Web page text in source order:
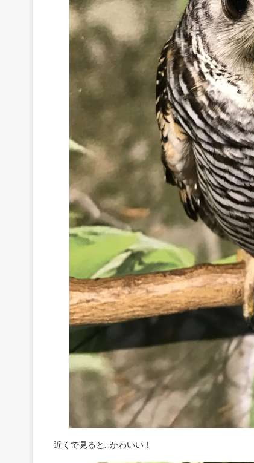
近くで見ると…かわいい！